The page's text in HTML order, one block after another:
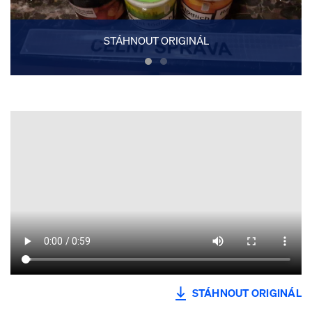
STÁHNOUT ORIGINÁL
STÁHNOUT ORIGINÁL